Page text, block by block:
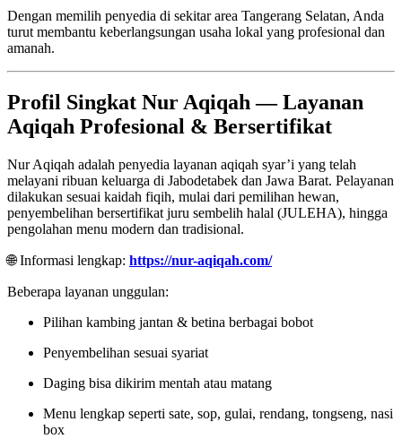
Dengan memilih penyedia di sekitar area Tangerang Selatan, Anda
turut membantu keberlangsungan usaha lokal yang profesional dan
amanah.
Profil Singkat Nur Aqiqah — Layanan
Aqiqah Profesional & Bersertifikat
Nur Aqiqah adalah penyedia layanan aqiqah syar’i yang telah
melayani ribuan keluarga di Jabodetabek dan Jawa Barat. Pelayanan
dilakukan sesuai kaidah fiqih, mulai dari pemilihan hewan,
penyembelihan bersertifikat juru sembelih halal (JULEHA), hingga
pengolahan menu modern dan tradisional.
🌐 Informasi lengkap: https://nur-aqiqah.com/
Beberapa layanan unggulan:
Pilihan kambing jantan & betina berbagai bobot
Penyembelihan sesuai syariat
Daging bisa dikirim mentah atau matang
Menu lengkap seperti sate, sop, gulai, rendang, tongseng, nasi
box